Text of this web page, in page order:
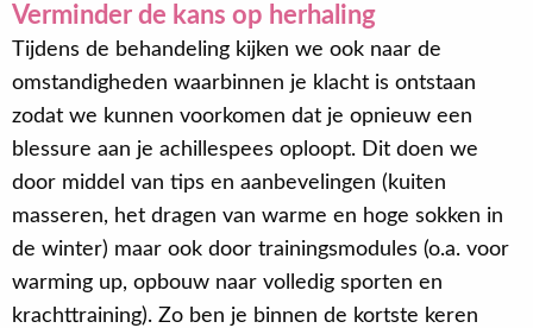
Verminder de kans op herhaling
Tijdens de behandeling kijken we ook naar de
omstandigheden waarbinnen je klacht is ontstaan
zodat we kunnen voorkomen dat je opnieuw een
blessure aan je achillespees oploopt. Dit doen we
door middel van tips en aanbevelingen (kuiten
masseren, het dragen van warme en hoge sokken in
de winter) maar ook door trainingsmodules (o.a. voor
warming up, opbouw naar volledig sporten en
krachttraining). Zo ben je binnen de kortste keren